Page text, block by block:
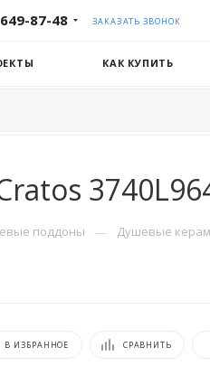
87-48 ЗАКАЗАТЬ ЗВОНОК
КАК КУПИТЬ
поддоны — Душевые
В ИЗБРАННОЕ СРАВНИТЬ